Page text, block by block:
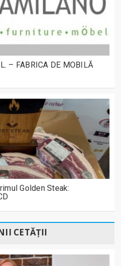
– FABRICA DE MOBILĂ
Golden Steak:
CETĂȚII